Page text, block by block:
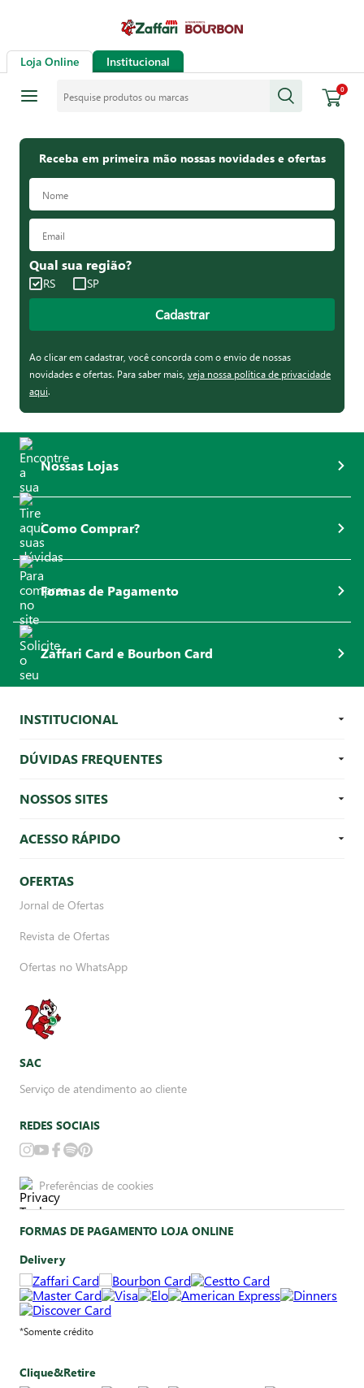
Loja Online Institucional
0
Receba em primeira mão nossas novidades e ofertas
Qual sua região?
RS SP
Cadastrar
Ao clicar em cadastrar, você concorda com o envio de nossas
novidades e ofertas. Para saber mais, veja nossa política de privacidade
aqui.
Nossas Lojas
Como Comprar?
Formas de Pagamento
Zaffari Card e Bourbon Card
INSTITUCIONAL
DÚVIDAS FREQUENTES
NOSSOS SITES
ACESSO RÁPIDO
OFERTAS
Jornal de Ofertas
Revista de Ofertas
Ofertas no WhatsApp
SAC
Serviço de atendimento ao cliente
REDES SOCIAIS
Preferências de cookies
FORMAS DE PAGAMENTO LOJA ONLINE
Delivery
*Somente crédito
Clique&Retire